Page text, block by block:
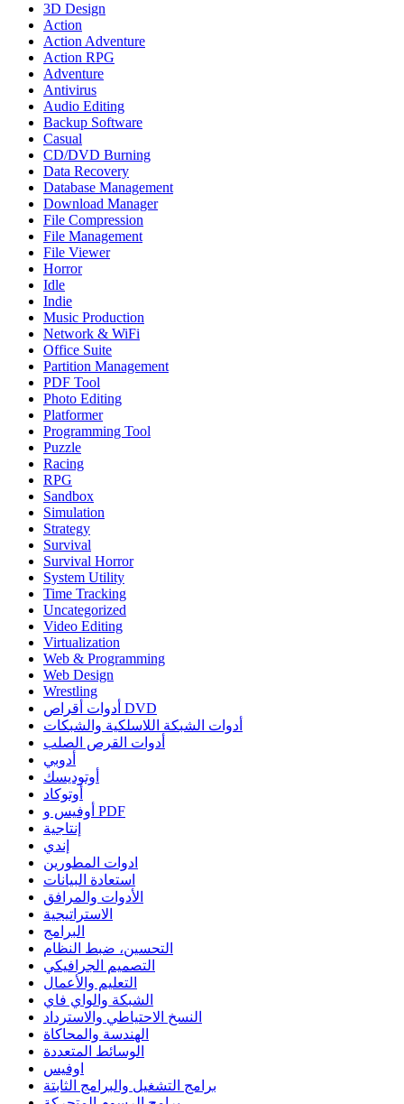
3D Design
Action
Action Adventure
Action RPG
Adventure
Antivirus
Audio Editing
Backup Software
Casual
CD/DVD Burning
Data Recovery
Database Management
Download Manager
File Compression
File Management
File Viewer
Horror
Idle
Indie
Music Production
Network & WiFi
Office Suite
Partition Management
PDF Tool
Photo Editing
Platformer
Programming Tool
Puzzle
Racing
RPG
Sandbox
Simulation
Strategy
Survival
Survival Horror
System Utility
Time Tracking
Uncategorized
Video Editing
Virtualization
Web & Programming
Web Design
Wrestling
أدوات أقراص DVD
أدوات الشبكة اللاسلكية والشبكات
أدوات القرص الصلب
أدوبي
أوتوديسك
أوتوكاد
أوفيس و PDF
إنتاجية
إندي
ادوات المطورين
استعادة البيانات
الأدوات والمرافق
الاستراتيجية
البرامج
التحسين، ضبط النظام
التصميم الجرافيكي
التعليم والأعمال
الشبكة والواي فاي
النسخ الاحتياطي والاسترداد
الهندسة والمحاكاة
الوسائط المتعددة
اوفيس
برامج التشغيل والبرامج الثابتة